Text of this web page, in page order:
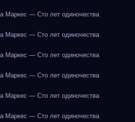
Маркес — Сто лет одиночества
Маркес — Сто лет одиночества
Маркес — Сто лет одиночества
Маркес — Сто лет одиночества
Маркес — Сто лет одиночества
Маркес — Сто лет одиночества